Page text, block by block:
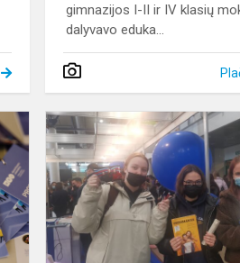
gimnazijos I-II ir IV klasių
dalyvavo eduka...
Ugdymo
karjerai
diena